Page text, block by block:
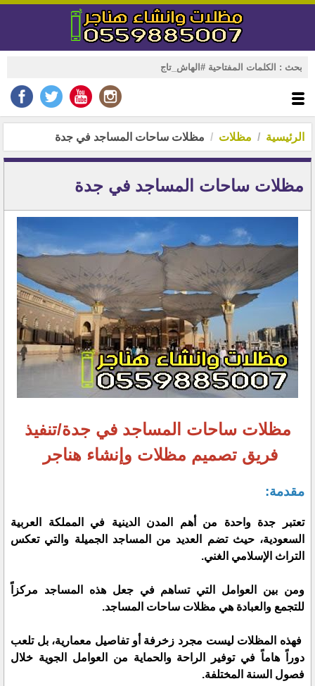
الرئيسية مظلات مظلات ساحات المساجد في جدة
مظلات ساحات المساجد في جدة
مظلات ساحات المساجد في جدة/تنفيذ
فريق تصميم مظلات وإنشاء هناجر
مقدمة:
تعتبر جدة واحدة من أهم المدن الدينية في المملكة العربية
السعودية، حيث تضم العديد من المساجد الجميلة والتي تعكس
التراث الإسلامي الغني.
ومن بين العوامل التي تساهم في جعل هذه المساجد مركزاً
للتجمع والعبادة هي مظلات ساحات المساجد.
فهذه المظلات ليست مجرد زخرفة أو تفاصيل معمارية، بل تلعب
دوراً هاماً في توفير الراحة والحماية من العوامل الجوية خلال
فصول السنة المختلفة.